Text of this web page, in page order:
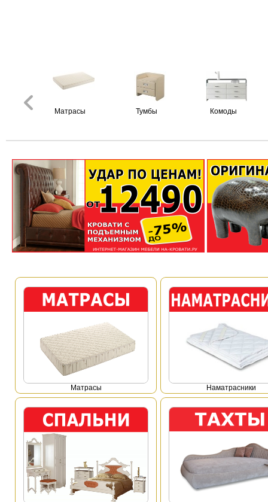
Матрасы Тумбы Комоды
Mатрасы Наматрасники